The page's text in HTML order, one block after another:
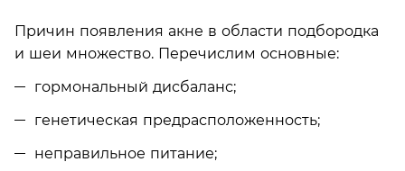
Причин появления акне в области подбородка
и шеи множество. Перечислим основные:
гормональный дисбаланс;
генетическая предрасположенность;
неправильное питание;